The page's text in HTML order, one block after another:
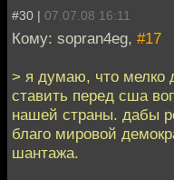
#30 | 07.07.08 16:11
Кому: sopran4eg, #17
> я думаю, что мелко
ставить перед сша
нашей страны. дабы
благо мировой
шантажа.